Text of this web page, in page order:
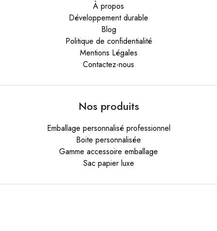
À propos
Développement durable
Blog
Politique de confidentialité
Mentions Légales
Contactez-nous
Nos produits
Emballage personnalisé professionnel
Boite personnalisée
Gamme accessoire emballage
Sac papier luxe